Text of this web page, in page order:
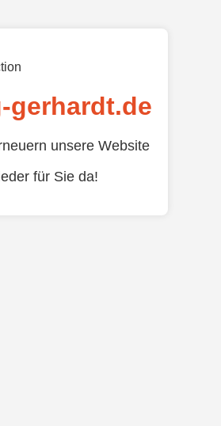
gerhardt.de
unsere Website
für Sie da!